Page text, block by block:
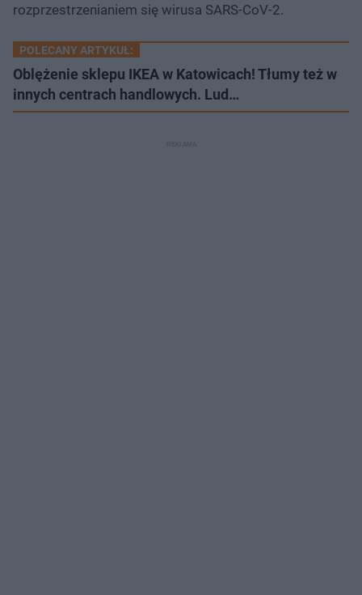
rozprzestrzenianiem się wirusa SARS-CoV-2.
POLECANY ARTYKUŁ:
Oblężenie sklepu IKEA w Katowicach! Tłumy też w
innych centrach handlowych. Lud…